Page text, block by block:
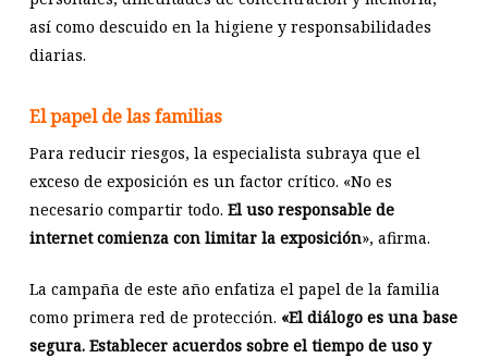
así como descuido en la higiene y responsabilidades
diarias.
El papel de las familias
Para reducir riesgos, la especialista subraya que el
exceso de exposición es un factor crítico. «No es
necesario compartir todo. El uso responsable de
internet comienza con limitar la exposición», afirma.
La campaña de este año enfatiza el papel de la familia
como primera red de protección. «El diálogo es una base
segura. Establecer acuerdos sobre el tiempo de uso y